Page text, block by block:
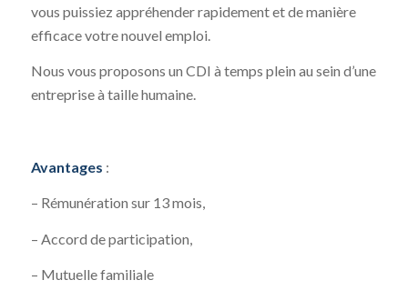
vous puissiez appréhender rapidement et de manière
efficace votre nouvel emploi.
Nous vous proposons un CDI à temps plein au sein d’une
entreprise à taille humaine.
Avantages :
– Rémunération sur 13 mois,
– Accord de participation,
– Mutuelle familiale